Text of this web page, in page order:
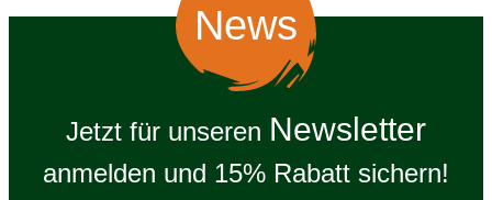
News
Jetzt für unseren Newsletter
anmelden und 15% Rabatt sichern!